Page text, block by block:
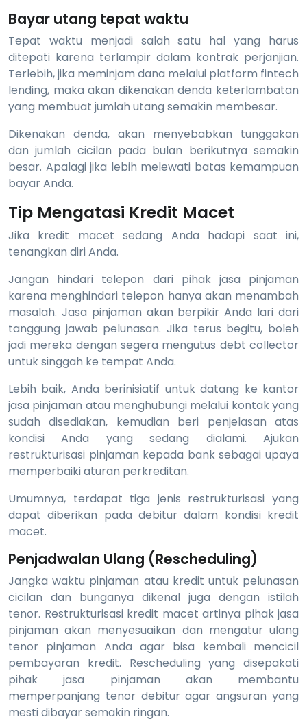
Bayar utang tepat waktu
Tepat waktu menjadi salah satu hal yang harus
ditepati karena terlampir dalam kontrak perjanjian.
Terlebih, jika meminjam dana melalui platform fintech
lending, maka akan dikenakan denda keterlambatan
yang membuat jumlah utang semakin membesar.
Dikenakan denda, akan menyebabkan tunggakan
dan jumlah cicilan pada bulan berikutnya semakin
besar. Apalagi jika lebih melewati batas kemampuan
bayar Anda.
Tip Mengatasi Kredit Macet
Jika kredit macet sedang Anda hadapi saat ini,
tenangkan diri Anda.
Jangan hindari telepon dari pihak jasa pinjaman
karena menghindari telepon hanya akan menambah
masalah. Jasa pinjaman akan berpikir Anda lari dari
tanggung jawab pelunasan. Jika terus begitu, boleh
jadi mereka dengan segera mengutus debt collector
untuk singgah ke tempat Anda.
Lebih baik, Anda berinisiatif untuk datang ke kantor
jasa pinjaman atau menghubungi melalui kontak yang
sudah disediakan, kemudian beri penjelasan atas
kondisi Anda yang sedang dialami. Ajukan
restrukturisasi pinjaman kepada bank sebagai upaya
memperbaiki aturan perkreditan.
Umumnya, terdapat tiga jenis restrukturisasi yang
dapat diberikan pada debitur dalam kondisi kredit
macet.
Penjadwalan Ulang (Rescheduling)
Jangka waktu pinjaman atau kredit untuk pelunasan
cicilan dan bunganya dikenal juga dengan istilah
tenor. Restrukturisasi kredit macet artinya pihak jasa
pinjaman akan menyesuaikan dan mengatur ulang
tenor pinjaman Anda agar bisa kembali mencicil
pembayaran kredit. Rescheduling yang disepakati
pihak jasa pinjaman akan membantu
memperpanjang tenor debitur agar angsuran yang
mesti dibayar semakin ringan.